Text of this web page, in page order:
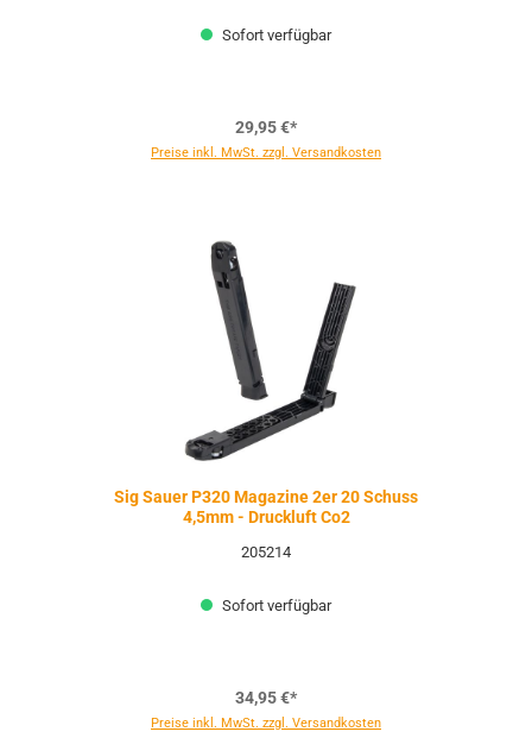
Sofort verfügbar
29,95 €*
Preise inkl. MwSt. zzgl. Versandkosten
Sig Sauer P320 Magazine 2er 20 Schuss
4,5mm - Druckluft Co2
205214
Sofort verfügbar
34,95 €*
Preise inkl. MwSt. zzgl. Versandkosten